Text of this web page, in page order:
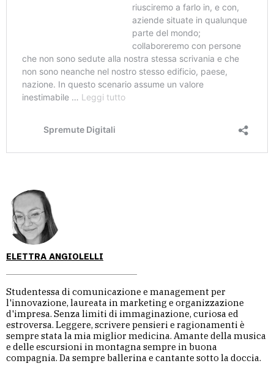
ELETTRA ANGIOLELLI
Studentessa di comunicazione e management per
l'innovazione, laureata in marketing e organizzazione
d'impresa. Senza limiti di immaginazione, curiosa ed
estroversa. Leggere, scrivere pensieri e ragionamenti è
sempre stata la mia miglior medicina. Amante della musica
e delle escursioni in montagna sempre in buona
compagnia. Da sempre ballerina e cantante sotto la doccia.